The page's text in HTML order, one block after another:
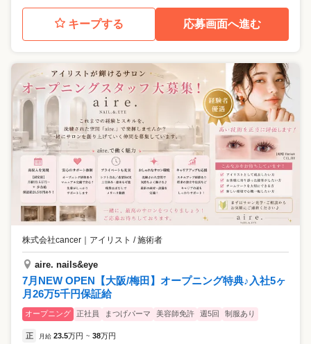
キープする 応募画面へ進む
株式会社cancer アイリスト / 施術者
aire. nails&eye
7月NEW OPEN【大阪/梅田】オープニング特典♪入社5ヶ
月26万5千円保証給
オープニング 正社員 まつげパーマ 美容師免許 週5回 制服あり
正 月給 23.5万円 ~ 38万円